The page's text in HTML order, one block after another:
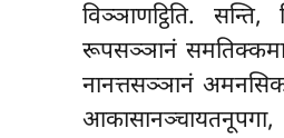
विञ्ञाणट्ठिति.
रूपसञ्ञानं
नानत्तसञ्ञानं